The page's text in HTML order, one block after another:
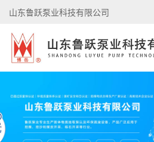
山东鲁跃泵业科技有限公司
阿里巴巴旺铺